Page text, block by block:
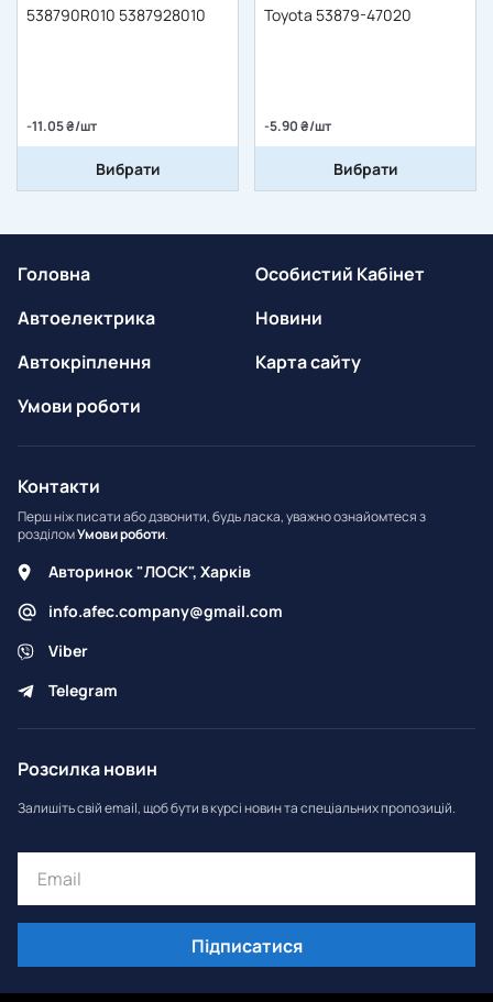
538790R010 5387928010
-11.05 ₴/шт
Вибрати
Toyota 53879-47020
-5.90 ₴/шт
Вибрати
Головна
Автоелектрика
Автокріплення
Умови роботи
Особистий Кабінет
Новини
Карта сайту
Контакти
Перш ніж писати або дзвонити, будь ласка, уважно ознайомтеся з
розділомУмови роботи.
Авторинок "ЛОСК", Харків
info.afec.company@gmail.com
Viber
Telegram
Розсилка новин
Залишіть свій email, щоб бути в курсі новин та спеціальних пропозицій.
Підписатися